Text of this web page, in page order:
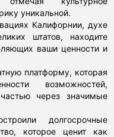
уникальной.
Калифорнии, духе
штатов, находите
ваши ценности и
платформу, которая
возможностей,
через значимые
долгосрочные
которое ценит как